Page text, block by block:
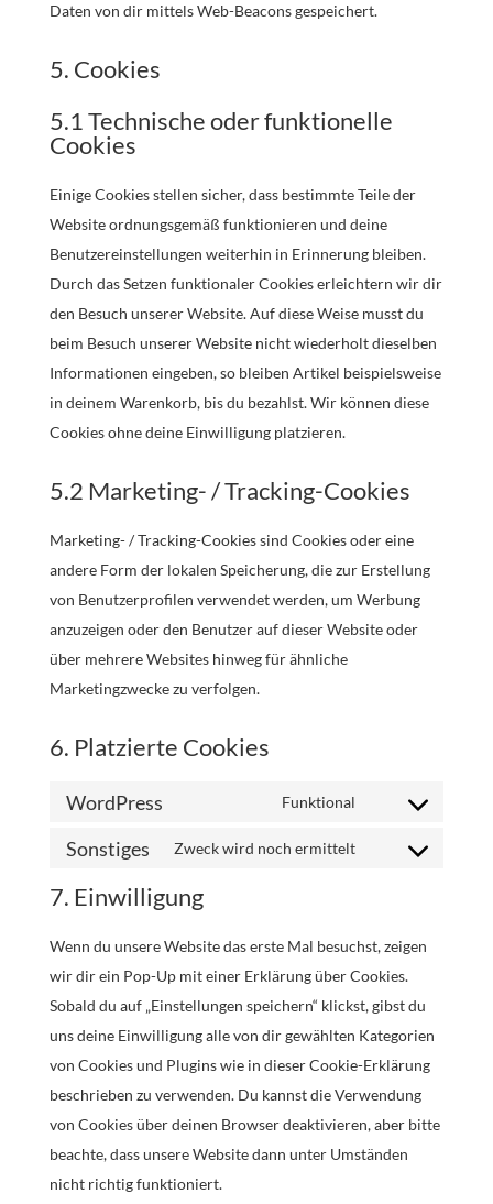
Daten von dir mittels Web-Beacons gespeichert.
5. Cookies
5.1 Technische oder funktionelle
Cookies
Einige Cookies stellen sicher, dass bestimmte Teile der
Website ordnungsgemäß funktionieren und deine
Benutzereinstellungen weiterhin in Erinnerung bleiben.
Durch das Setzen funktionaler Cookies erleichtern wir dir
den Besuch unserer Website. Auf diese Weise musst du
beim Besuch unserer Website nicht wiederholt dieselben
Informationen eingeben, so bleiben Artikel beispielsweise
in deinem Warenkorb, bis du bezahlst. Wir können diese
Cookies ohne deine Einwilligung platzieren.
5.2 Marketing- / Tracking-Cookies
Marketing- / Tracking-Cookies sind Cookies oder eine
andere Form der lokalen Speicherung, die zur Erstellung
von Benutzerprofilen verwendet werden, um Werbung
anzuzeigen oder den Benutzer auf dieser Website oder
über mehrere Websites hinweg für ähnliche
Marketingzwecke zu verfolgen.
6. Platzierte Cookies
WordPress Funktional
Consent
Sonstiges Zweck wird noch ermittelt
Consent
sonstiges
7. Einwilligung
Wenn du unsere Website das erste Mal besuchst, zeigen
wir dir ein Pop-Up mit einer Erklärung über Cookies.
Sobald du auf „Einstellungen speichern“ klickst, gibst du
uns deine Einwilligung alle von dir gewählten Kategorien
von Cookies und Plugins wie in dieser Cookie-Erklärung
beschrieben zu verwenden. Du kannst die Verwendung
von Cookies über deinen Browser deaktivieren, aber bitte
beachte, dass unsere Website dann unter Umständen
nicht richtig funktioniert.